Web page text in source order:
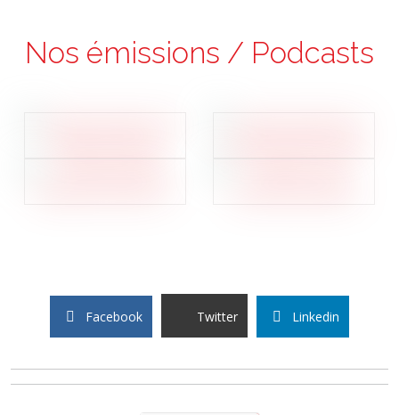
Nos émissions / Podcasts
Facebook Twitter Linkedin